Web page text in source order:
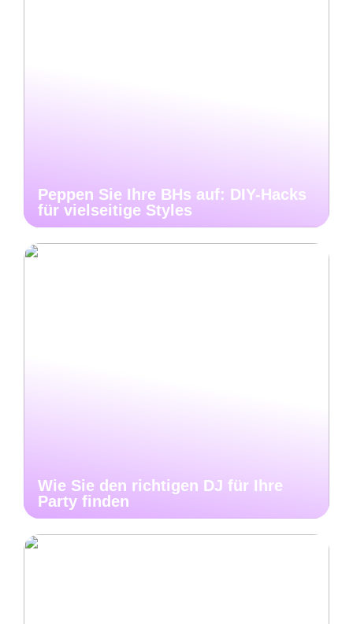
Peppen Sie Ihre BHs auf: DIY-Hacks
für vielseitige Styles
Wie Sie den richtigen DJ für Ihre
Party finden